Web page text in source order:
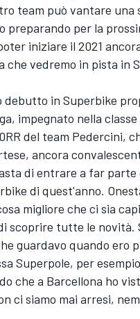
team può vantare
preparando per la
iniziare il 2021
che vedremo in pista in
debutto in Superbike
impegnato nella
del team Pedercini,
ancora
di entrare a far
di quest'anno.
migliore che ci sia
scoprire tutte le
guardavo quando ero
Superpole, per
che a Barcellona ho
ci siamo mai arresi,